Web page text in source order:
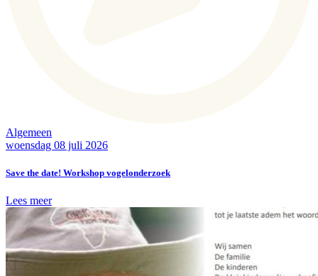
Algemeen
woensdag 08 juli 2026
Save the date! Workshop vogelonderzoek
Lees meer